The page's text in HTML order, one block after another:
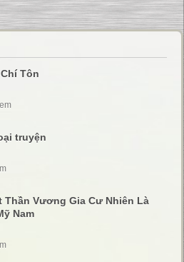
Tôn
truyện
Thần Vương Gia Cư Nhiên Là
Nam